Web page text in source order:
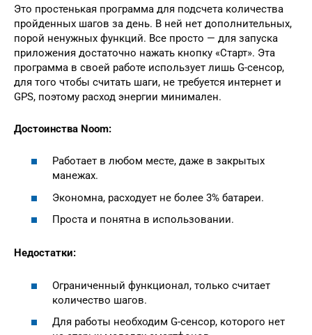
Это простенькая программа для подсчета количества
пройденных шагов за день. В ней нет дополнительных,
порой ненужных функций. Все просто — для запуска
приложения достаточно нажать кнопку «Старт». Эта
программа в своей работе использует лишь G-сенсор,
для того чтобы считать шаги, не требуется интернет и
GPS, поэтому расход энергии минимален.
Достоинства Noom:
Работает в любом месте, даже в закрытых
манежах.
Экономна, расходует не более 3% батареи.
Проста и понятна в использовании.
Недостатки:
Ограниченный функционал, только считает
количество шагов.
Для работы необходим G-сенсор, которого нет